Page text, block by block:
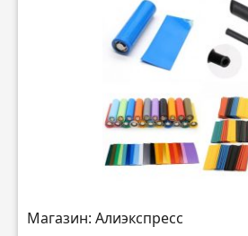
Магазин: Алиэкспресс